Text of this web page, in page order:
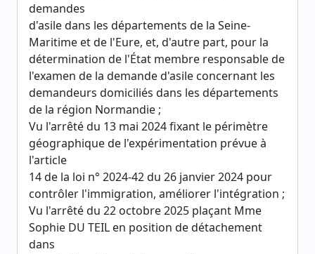
demandes
d'asile dans les départements de la Seine-
Maritime et de l'Eure, et, d'autre part, pour la
détermination de l'État membre responsable de
l'examen de la demande d'asile concernant les
demandeurs domiciliés dans les départements
de la région Normandie ;
Vu l'arrêté du 13 mai 2024 fixant le périmètre
géographique de l'expérimentation prévue à
l'article
14 de la loi n° 2024-42 du 26 janvier 2024 pour
contrôler l'immigration, améliorer l'intégration ;
Vu l'arrêté du 22 octobre 2025 plaçant Mme
Sophie DU TEIL en position de détachement
dans